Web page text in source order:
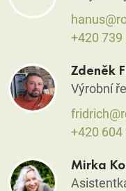
+420 739
Zdeněk
Výrobní
+420 604
Mirka